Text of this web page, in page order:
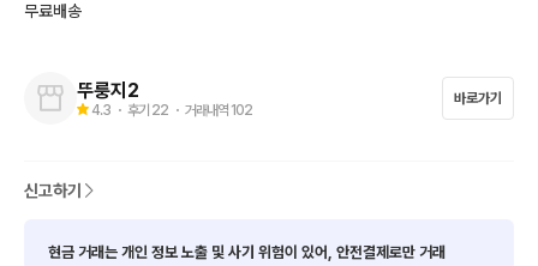
무료배송
뚜룽지2
4.3 ・ 후기 22 ・ 거래내역 102
바로가기
신고하기
현금 거래는 개인 정보 노출 및 사기 위험이 있어, 안전결제로만 거래